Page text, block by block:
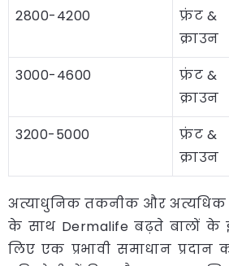
2800-4200
फ्रंट &
क्राउन
3000-4600
फ्रंट &
क्राउन
3200-5000
फ्रंट &
क्राउन
अत्याधुनिक तकनीक और अत्यधिक
के साथ Dermalife बढ़ते बालों
लिए एक प्रभावी समाधान प्रदान